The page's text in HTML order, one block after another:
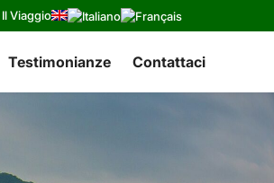
Viaggio
Testimonianze Contattaci